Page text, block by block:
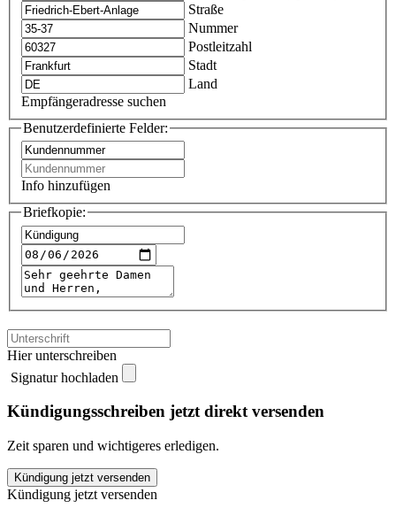
Straße
Nummer
Postleitzahl
Stadt
Land
Empfängeradresse suchen
Benutzerdefinierte Felder:
Info hinzufügen
Briefkopie:
Hier unterschreiben
Signatur hochladen
Kündigungsschreiben jetzt direkt versenden
Zeit sparen und wichtigeres erledigen.
SVM-
Europa
Kündigung jetzt versenden
Kündigung jetzt versenden